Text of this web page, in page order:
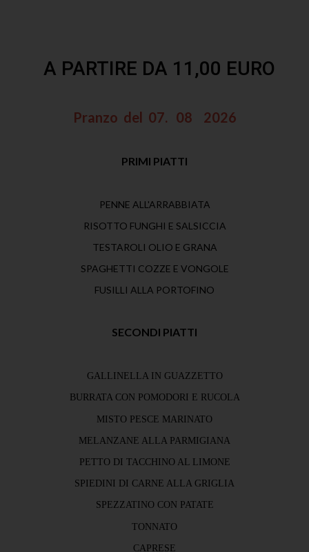
A PARTIRE DA 11,00 EURO
Pranzo del 07. 08 2026
PRIMI PIATTI
PENNE ALL'ARRABBIATA
RISOTTO FUNGHI E SALSICCIA
TESTAROLI OLIO E GRANA
SPAGHETTI COZZE E VONGOLE
FUSILLI ALLA PORTOFINO
SECONDI PIATTI
GALLINELLA IN GUAZZETTO
BURRATA CON POMODORI E RUCOLA
MISTO PESCE MARINATO
MELANZANE ALLA PARMIGIANA
PETTO DI TACCHINO AL LIMONE
SPIEDINI DI CARNE ALLA GRIGLIA
SPEZZATINO CON PATATE
TONNATO
CAPRESE